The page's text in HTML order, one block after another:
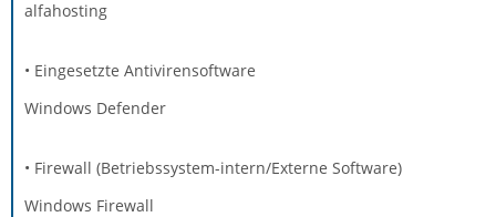
alfahosting
• Eingesetzte Antivirensoftware
Windows Defender
• Firewall (Betriebssystem-intern/Externe Software)
Windows Firewall